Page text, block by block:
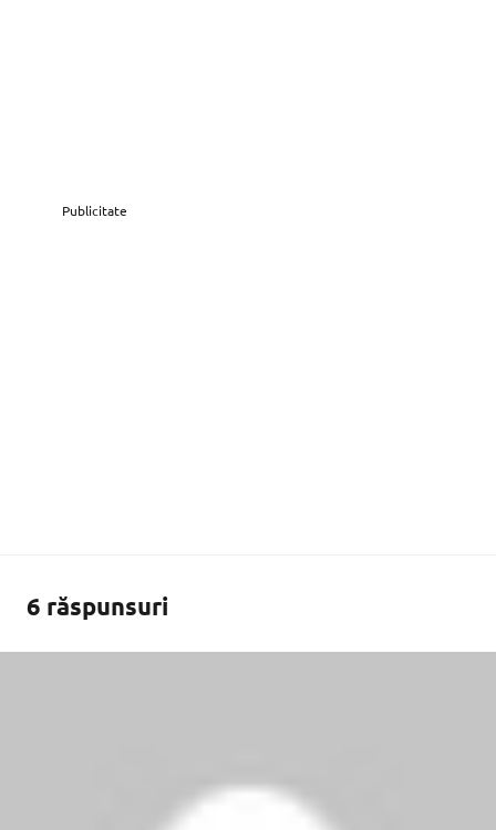
Publicitate
6 răspunsuri